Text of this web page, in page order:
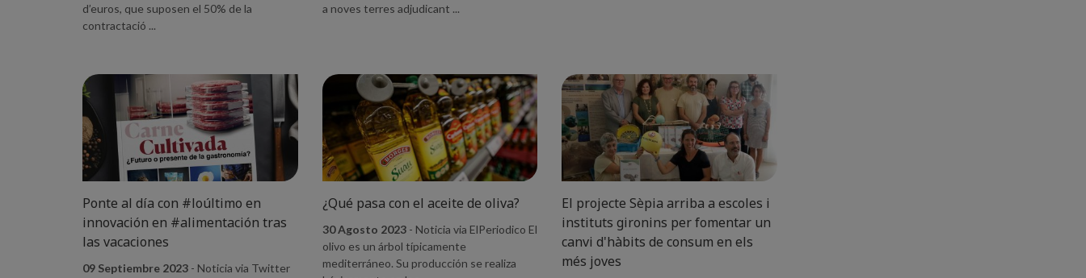
d’euros, que suposen el 50% de la
contractació ...
a noves terres adjudicant ...
Ponte al día con #loúltimo en
innovación en #alimentación tras
las vacaciones
09 Septiembre 2023 - Noticia via Twitter
¿Qué pasa con el aceite de oliva?
30 Agosto 2023- Noticia via ElPeriodico El
olivo es un árbol típicamente
mediterráneo. Su producción se realiza
El projecte Sèpia arriba a escoles i
instituts gironins per fomentar un
canvi d'hàbits de consum en els
més joves